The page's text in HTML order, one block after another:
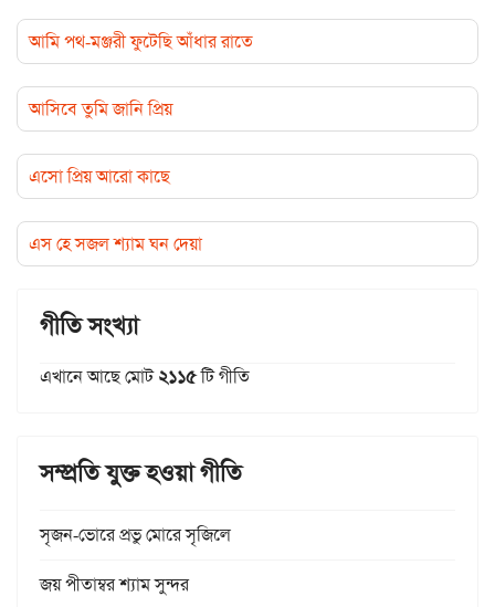
আমি পথ-মঞ্জরী ফুটেছি আঁধার রাতে
আসিবে তুমি জানি প্রিয়
এসো প্রিয় আরো কাছে
এস হে সজল শ্যাম ঘন দেয়া
গীতি সংখ্যা
এখানে আছে মোট২১১৫টি গীতি
সম্প্রতি যুক্ত হওয়া গীতি
সৃজন-ভোরে প্রভু মোরে সৃজিলে
জয় পীতাম্বর শ্যাম সুন্দর